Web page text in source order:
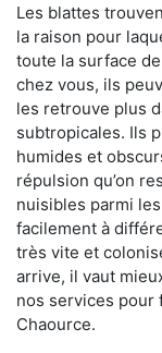
Les blattes
la raison pour
toute la surface
chez vous, ils
les retrouve plus
subtropicales. Ils
humides et
répulsion qu’on
nuisibles parmi
facilement à
très vite et
arrive, il vaut
nos services pour
Chaource.